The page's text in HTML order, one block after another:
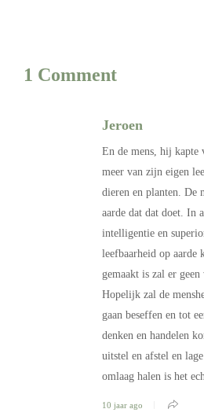
1 Comment
Jeroen
En de mens, hij kapte
meer van zijn eigen
dieren en planten. De
aarde dat dat doet. In
intelligentie en
leefbaarheid op aarde
gemaakt is zal er
Hopelijk zal de
gaan beseffen en tot
denken en handelen
uitstel en afstel en
omlaag halen is het
10 jaar ago